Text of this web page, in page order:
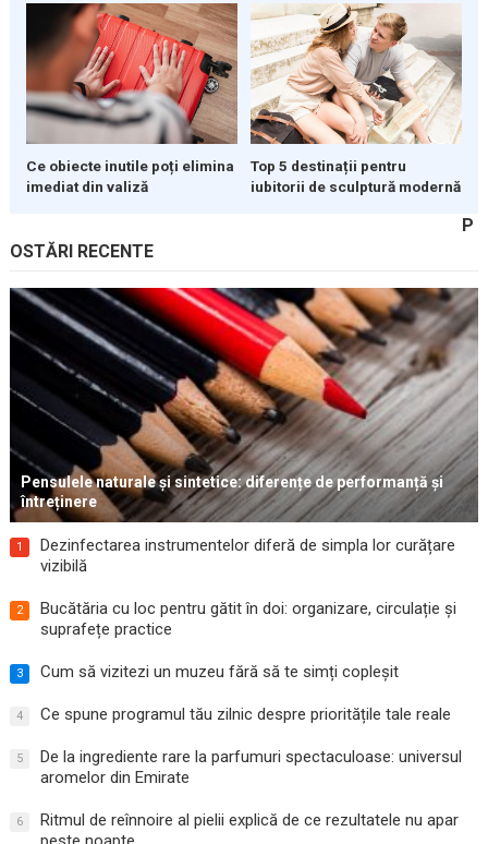
Ce obiecte inutile poți elimina
imediat din valiză
Top 5 destinații pentru
iubitorii de sculptură modernă
P
OSTĂRI RECENTE
Pensulele naturale și sintetice: diferențe de performanță și
întreținere
1
Dezinfectarea instrumentelor diferă de simpla lor curățare
vizibilă
2
Bucătăria cu loc pentru gătit în doi: organizare, circulație și
suprafețe practice
3 Cum să vizitezi un muzeu fără să te simți copleșit
4 Ce spune programul tău zilnic despre prioritățile tale reale
5
De la ingrediente rare la parfumuri spectaculoase: universul
aromelor din Emirate
6
Ritmul de reînnoire al pielii explică de ce rezultatele nu apar